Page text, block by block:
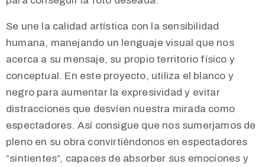
Se une la calidad artística con la sensibilidad
humana, manejando un lenguaje visual que nos
acerca a su mensaje, su propio territorio físico y
conceptual. En este proyecto, utiliza el blanco y
negro para aumentar la expresividad y evitar
distracciones que desvíen nuestra mirada como
espectadores. Así consigue que nos sumerjamos de
pleno en su obra convirtiéndonos en espectadores
“sintientes”, capaces de absorber sus emociones y